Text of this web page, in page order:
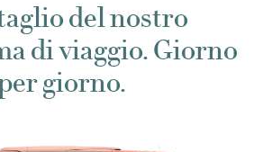
del nostro
di viaggio. Giorno
giorno.